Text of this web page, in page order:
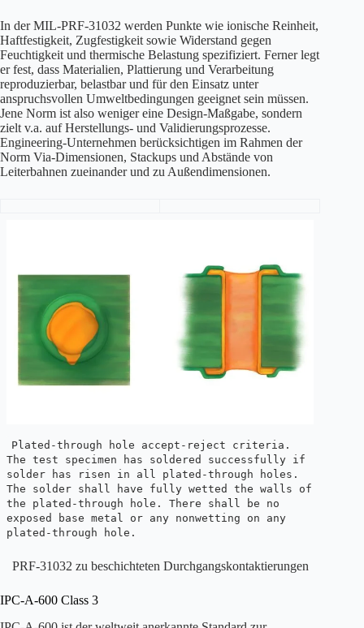
In der MIL-PRF-31032 werden Punkte wie ionische Reinheit,
Haftfestigkeit, Zugfestigkeit sowie Widerstand gegen
Feuchtigkeit und thermische Belastung spezifiziert. Ferner legt
er fest, dass Materialien, Plattierung und Verarbeitung
reproduzierbar, belastbar und für den Einsatz unter
anspruchsvollen Umweltbedingungen geeignet sein müssen.
Jene Norm ist also weniger eine Design-Maßgabe, sondern
zielt v.a. auf Herstellungs- und Validierungsprozesse.
Engineering-Unternehmen berücksichtigen im Rahmen der
Norm Via-Dimensionen, Stackups und Abstände von
Leiterbahnen zueinander und zu Außendimensionen.
Plated-through hole accept-reject criteria.
The test specimen has soldered successfully if
solder has risen in all plated-through holes.
The solder shall have fully wetted the walls of
the plated-through hole. There shall be no
exposed base metal or any nonwetting on any
plated-through hole.
PRF-31032 zu beschichteten Durchgangskontaktierungen
IPC-A-600 Class 3